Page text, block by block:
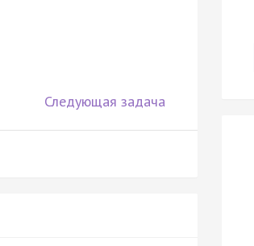
Следующая задача